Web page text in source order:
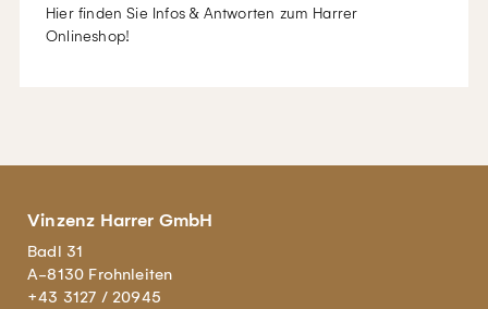
Hier finden Sie Infos & Antworten zum Harrer
Onlineshop!
Vinzenz Harrer GmbH
Badl 31
A-8130 Frohnleiten
+43 3127 / 20945